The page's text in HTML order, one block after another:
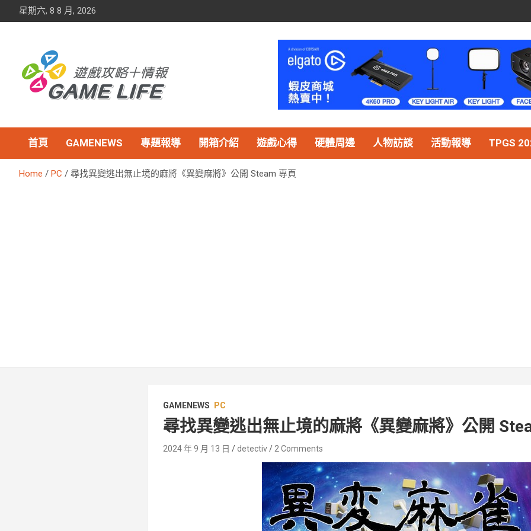
星期六, 8 8 月, 2026
首頁 GAMENEWS 專題報導 開箱介紹 遊戲心得 硬體周邊 人物訪談 活動報導 TPGS
Home PC 尋找異變逃出無止境的麻將《異變麻將》公開 Steam 專頁
GAMENEWS PC
尋找異變逃出無止境的麻將《異變麻將》公開
2024 年 9 月 13 日 detectiv 2 Comments